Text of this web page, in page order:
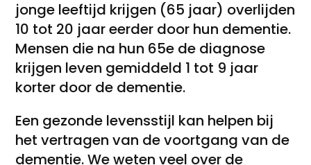
jonge leeftijd krijgen (65 jaar) overlijden
10 tot 20 jaar eerder door hun dementie.
Mensen die na hun 65e de diagnose
krijgen leven gemiddeld 1 tot 9 jaar
korter door de dementie.
Een gezonde levensstijl kan helpen bij
het vertragen van de voortgang van de
dementie. We weten veel over de